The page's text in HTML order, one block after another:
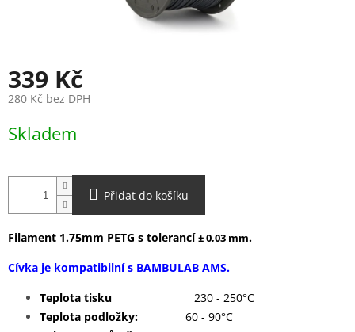
339 Kč
280 Kč bez DPH
cena:
Skladem
Přidat do košíku
Filament 1.75mm PETG s tolerancí± 0,03 mm.
Cívka je kompatibilní s BAMBULAB AMS.
Teplota tisku 230 - 250°C
Teplota podložky:
60 - 90°C